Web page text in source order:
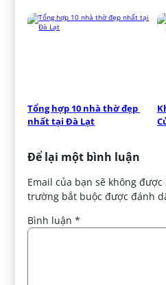
Tổng hợp 10 nhà thờ đẹp
nhất tại Đà Lạt
Để lại một bình luận
Email của bạn sẽ không
trường bắt buộc được đánh
Bình luận*